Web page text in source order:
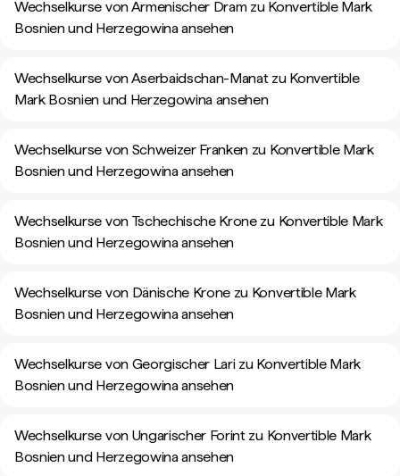
Wechselkurse von Armenischer Dram zu Konvertible Mark
Bosnien und Herzegowina ansehen
Wechselkurse von Aserbaidschan-Manat zu Konvertible
Mark Bosnien und Herzegowina ansehen
Wechselkurse von Schweizer Franken zu Konvertible Mark
Bosnien und Herzegowina ansehen
Wechselkurse von Tschechische Krone zu Konvertible Mark
Bosnien und Herzegowina ansehen
Wechselkurse von Dänische Krone zu Konvertible Mark
Bosnien und Herzegowina ansehen
Wechselkurse von Georgischer Lari zu Konvertible Mark
Bosnien und Herzegowina ansehen
Wechselkurse von Ungarischer Forint zu Konvertible Mark
Bosnien und Herzegowina ansehen